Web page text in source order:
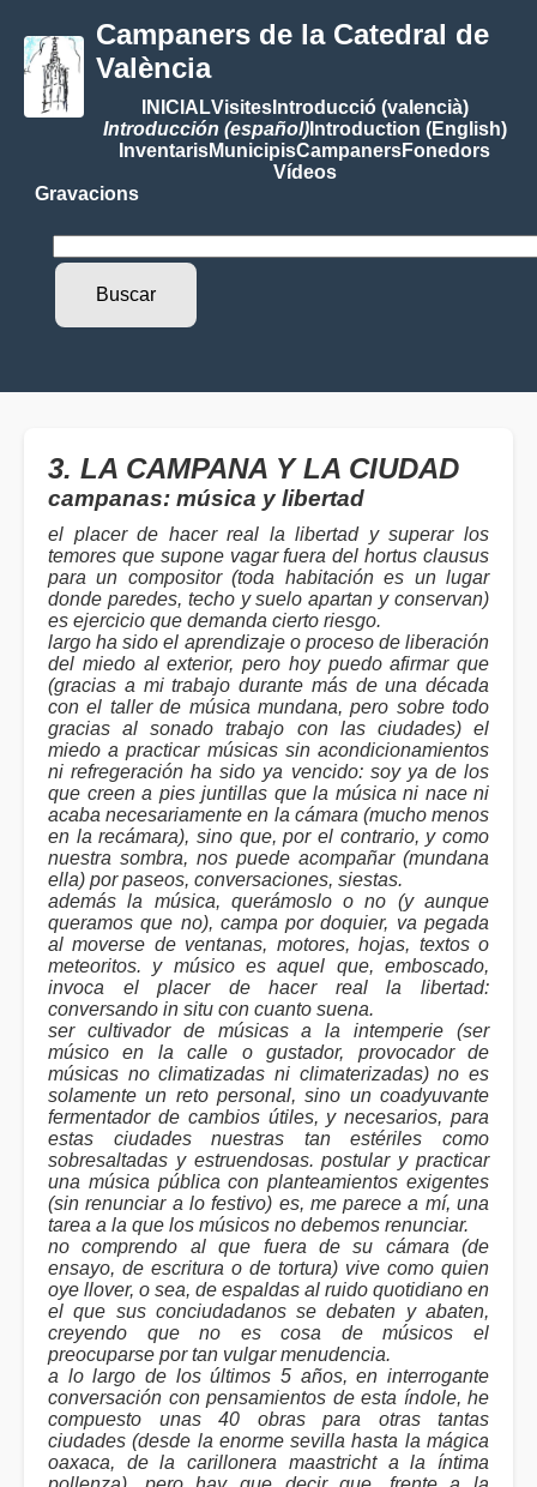
Campaners de la Catedral de
València
INICIALVisitesIntroducció (valencià)
Introducción (español)Introduction (English)
InventarisMunicipisCampanersFonedors
Vídeos
Gravacions
3. LA CAMPANA Y LA CIUDAD
campanas: música y libertad
el placer de hacer real la libertad y superar los
temores que supone vagar fuera delhortus clausus
para un compositor (toda habitación es un lugar
donde paredes, techo y suelo apartan y conservan)
es ejercicio que demanda cierto riesgo.
largo ha sido el aprendizaje o proceso de liberación
del miedo al exterior, pero hoy puedo afirmar que
(gracias a mi trabajo durante más de una década
con el taller de música mundana, pero sobre todo
gracias al sonado trabajo con las ciudades) el
miedo a practicar músicas sin acondicionamientos
ni refregeración ha sido ya vencido: soy ya de los
que creen a pies juntillas que la música ni nace ni
acaba necesariamente en la cámara (mucho menos
en la recámara), sino que, por el contrario, y como
nuestra sombra, nos puede acompañar (mundana
ella) por paseos, conversaciones, siestas.
además la música, querámoslo o no (y aunque
queramos que no), campa por doquier, va pegada
al moverse de ventanas, motores, hojas, textos o
meteoritos. y músico es aquel que, emboscado,
invoca el placer de hacer real la libertad:
conversando in situ con cuanto suena.
ser cultivador de músicas a la intemperie (ser
músico en la calle o gustador, provocador de
músicas no climatizadas ni climaterizadas) no es
solamente un reto personal, sino un coadyuvante
fermentador de cambios útiles, y necesarios, para
estas ciudades nuestras tan estériles como
sobresaltadas y estruendosas. postular y practicar
una música pública con planteamientos exigentes
(sin renunciar a lo festivo) es, me parece a mí, una
tarea a la que los músicos no debemos renunciar.
no comprendo al que fuera de su cámara (de
ensayo, de escritura o de tortura) vive como quien
oye llover, o sea, de espaldas al ruido quotidiano en
el que sus conciudadanos se debaten y abaten,
creyendo que no es cosa de músicos el
preocuparse por tan vulgar menudencia.
a lo largo de los últimos 5 años, en interrogante
conversación con pensamientos de esta índole, he
compuesto unas 40 obras para otras tantas
ciudades (desde la enorme sevilla hasta la mágica
oaxaca, de la carillonera maastricht a la íntima